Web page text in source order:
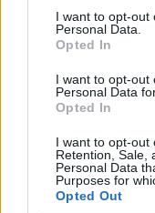
consent section.
I want to opt-out
Personal Data.
Opted In
I want to opt-out
Personal Data
Opted In
I want to opt-out
Retention, Sale,
Personal Data
Purposes for
Opted Out